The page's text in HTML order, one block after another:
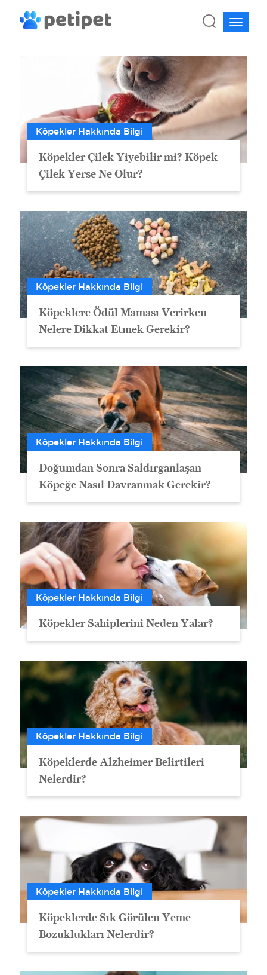
Köpekler Hakkında Bilgi
Köpekler Çilek Yiyebilir mi? Köpek
Çilek Yerse Ne Olur?
Köpekler Hakkında Bilgi
Köpeklere Ödül Maması Verirken
Nelere Dikkat Etmek Gerekir?
Köpekler Hakkında Bilgi
Doğumdan Sonra Saldırganlaşan
Köpeğe Nasıl Davranmak Gerekir?
Köpekler Hakkında Bilgi
Köpekler Sahiplerini Neden Yalar?
Köpekler Hakkında Bilgi
Köpeklerde Alzheimer Belirtileri
Nelerdir?
Köpekler Hakkında Bilgi
Köpeklerde Sık Görülen Yeme
Bozuklukları Nelerdir?